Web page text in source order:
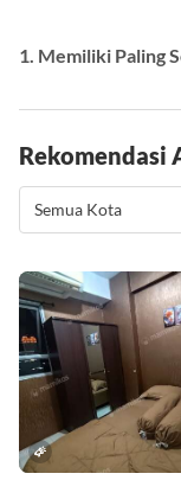
1. Memiliki Paling
Rekomendasi